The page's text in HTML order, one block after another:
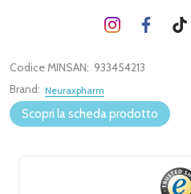
Codice MINSAN: 933454213
Brand: Neuraxpharm
Scopri la scheda prodotto